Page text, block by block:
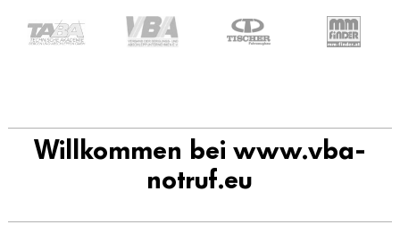
Willkommen bei www.vba-
notruf.eu